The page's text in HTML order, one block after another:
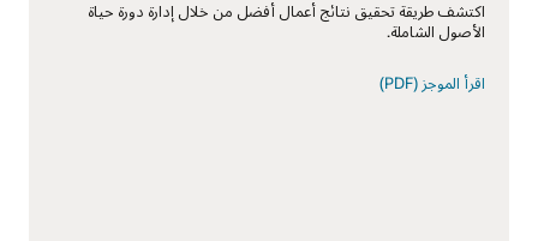
اكتشف طريقة تحقيق نتائج أعمال أفضل من خلال إدارة دورة حياة
الأصول الشاملة.
اقرأ الموجز (PDF)